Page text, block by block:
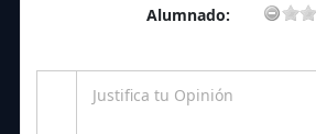
Alumnado: